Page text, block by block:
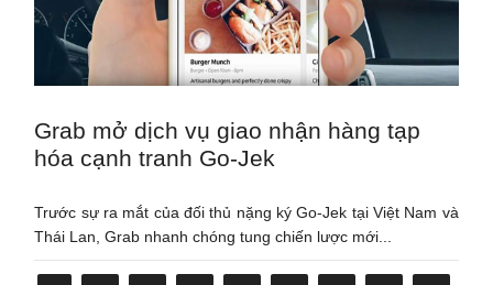
Grab mở dịch vụ giao nhận hàng tạp
hóa cạnh tranh Go-Jek
Trước sự ra mắt của đối thủ nặng ký Go-Jek tại Việt Nam và
Thái Lan, Grab nhanh chóng tung chiến lược mới...